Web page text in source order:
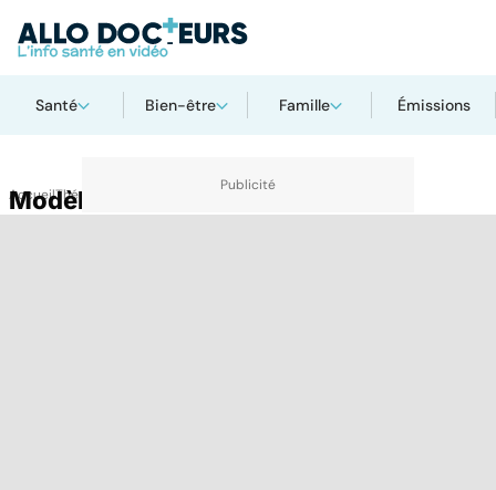
Santé Bien-être Famille Émissions
AccueilThématiques
Modèle